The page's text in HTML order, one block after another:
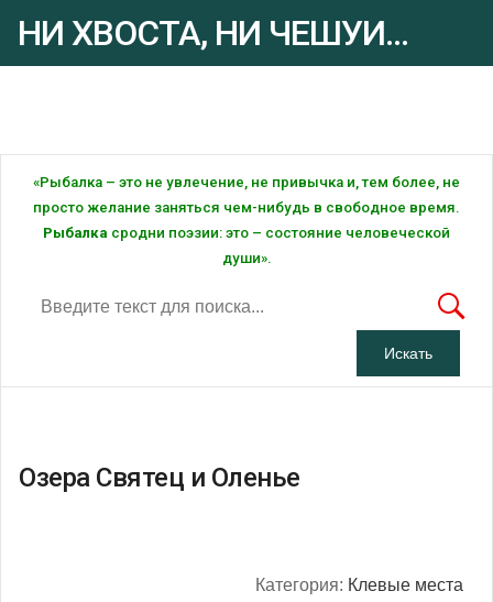
НИ ХВОСТА, НИ ЧЕШУИ...
«Рыбалка – это не увлечение, не привычка и, тем более, не
просто желание заняться чем-нибудь в свободное время.
Рыбалка сродни поэзии: это – состояние человеческой
души».
Озера Святец и Оленье
Категория: Клевые места